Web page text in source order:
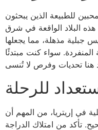
للطبيعة الذين يبحثون
البلاد الواقعة في شرق
جبلية مذهلة، مما يجعلها
المنفردة. سواء كنت مبتدئًا
للرحلة
في إريتريا، من المهم أن
تأكد من امتلاك الدراجة